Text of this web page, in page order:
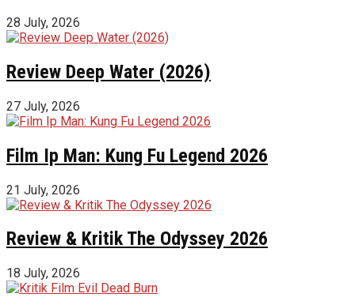
28 July, 2026
Review Deep Water (2026)
27 July, 2026
Film Ip Man: Kung Fu Legend 2026
21 July, 2026
Review & Kritik The Odyssey 2026
18 July, 2026